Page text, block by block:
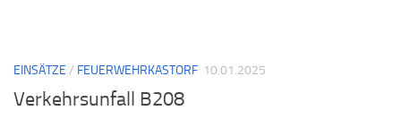
EINSÄTZE / FEUERWEHRKASTORF 10.01.2025
Verkehrsunfall B208